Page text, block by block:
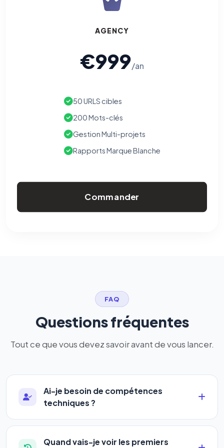
AGENCY
€999/an
50 URLS cibles
200 Mots-clés
Gestion Multi-projets
Rapports Marque Blanche
Commander
FAQ
Questions fréquentes
Tout ce que vous devez savoir avant de vous lancer.
Ai-je besoin de compétences
techniques ?
Absolument pas. Notre logiciel a été conçu pour
être accessible àtous les profils: artisans,
Quand vais-je voir les premiers